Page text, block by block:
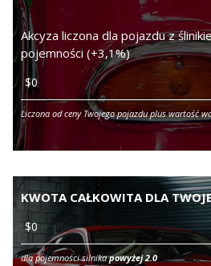
Akcyza liczona dla pojazdu z
pojemności (+3,1%)
Liczona od ceny Twojego pojazdu plus wartość
KWOTA CAŁKOWITA DLA
dla pojemności silnikapowyżej 2.0